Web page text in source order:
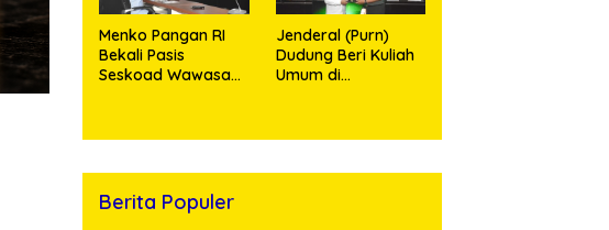
Menko Pangan RI
Bekali Pasis
Seskoad Wawasan
Jenderal (Purn)
Dudung Beri Kuliah
Umum di
Berita Populer